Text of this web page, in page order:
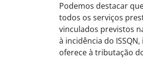
Podemos destacar
todos os serviços
vinculados previstos
à incidência do
oferece à tributação